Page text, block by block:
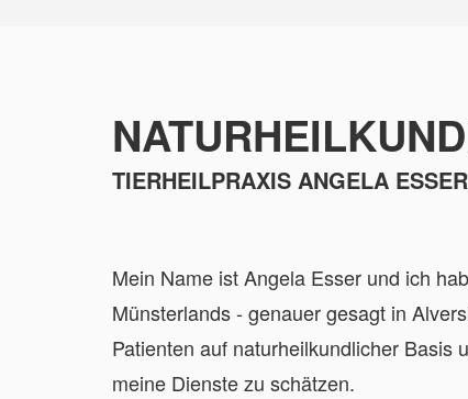
TIERHEILPRAXIS ANGELA ESSER
Mein Name ist Angela Esser und ich
Münsterlands - genauer gesagt in
Patienten auf naturheilkundlicher Basis
meine Dienste zu schätzen.